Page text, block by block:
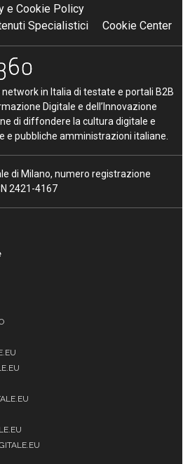
e Cookie Policy
Specialistici
Cookie Center
network in Italia di testate e portali B2B
Digitale e dell’Innovazione
di diffondere la cultura digitale e
e pubbliche amministrazioni italiane.
di Milano, numero registrazione
2421-4167